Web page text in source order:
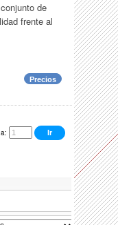
de
frente al
Precios